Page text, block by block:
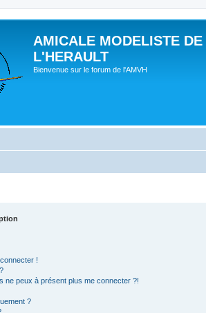
AMICALE MODELISTE
L'HERAULT
Bienvenue sur le forum de l'AMVH
!
ne peux à présent plus me connecter ?!
?